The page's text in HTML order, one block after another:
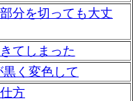
分を切っても大丈
てしまった
黒く変色して
方